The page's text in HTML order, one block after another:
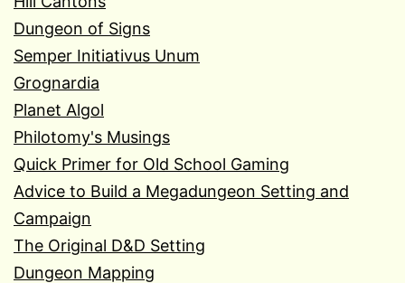
Dungeon of Signs
Semper Initiativus Unum
Grognardia
Planet Algol
Philotomy's Musings
Quick Primer for Old School Gaming
Advice to Build a Megadungeon Setting and
Campaign
The Original D&D Setting
Dungeon Mapping